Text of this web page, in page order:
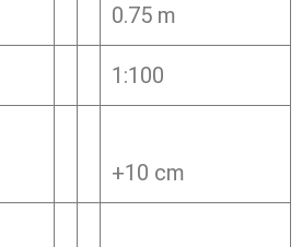
0.75 m
1:100
+10 cm